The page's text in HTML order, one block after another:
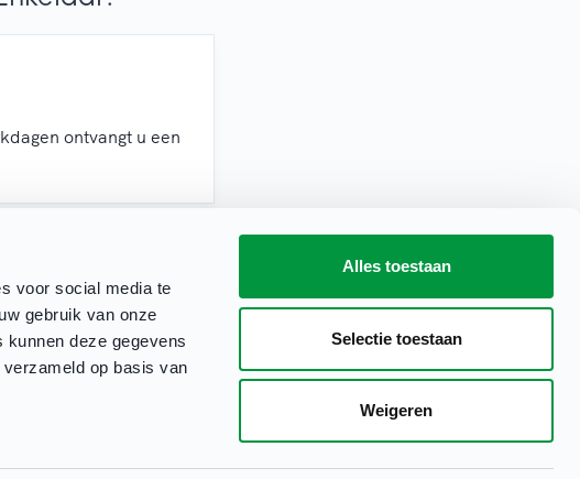
voor social media te
gebruik van onze
deze gegevens
op basis van
Alles toestaan
Selectie toestaan
Weigeren
ontvangt u een